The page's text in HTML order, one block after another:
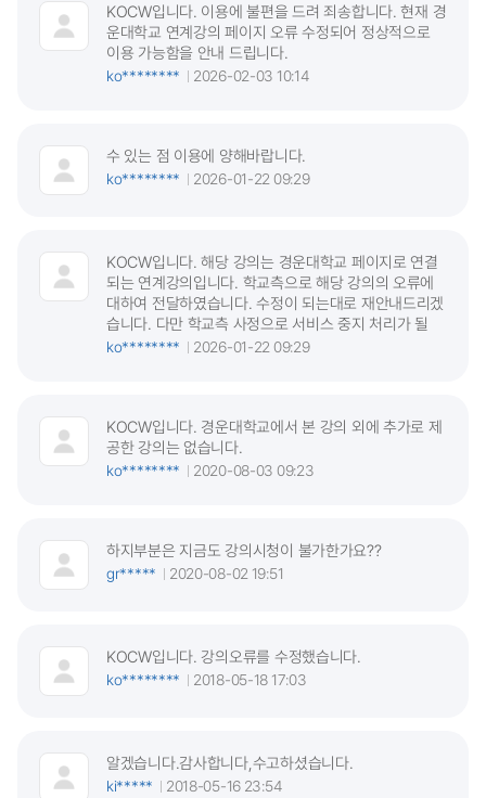
KOCW입니다. 이용에 불편을 드려 죄송합니다. 현재 경
운대학교 연계강의 페이지 오류 수정되어 정상적으로
이용 가능함을 안내 드립니다.
ko********
2026-02-03 10:14
수 있는 점 이용에 양해바랍니다.
ko********
2026-01-22 09:29
KOCW입니다. 해당 강의는 경운대학교 페이지로 연결
되는 연계강의입니다. 학교측으로 해당 강의의 오류에
대하여 전달하였습니다. 수정이 되는대로 재안내드리겠
습니다. 다만 학교측 사정으로 서비스 중지 처리가 될
ko********
2026-01-22 09:29
KOCW입니다. 경운대학교에서 본 강의 외에 추가로 제
공한 강의는 없습니다.
ko********
2020-08-03 09:23
하지부분은 지금도 강의시청이 불가한가요??
gr*****
2020-08-02 19:51
KOCW입니다. 강의오류를 수정했습니다.
ko********
2018-05-18 17:03
알겠습니다.감사합니다,수고하셨습니다.
ki*****
2018-05-16 23:54